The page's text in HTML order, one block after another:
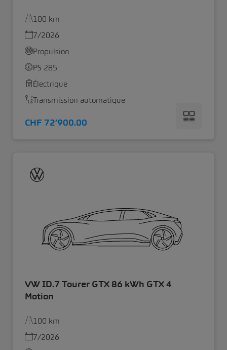
100 km
7/2026
Propulsion
PS 285
Électrique
Transmission automatique
CHF 72’900.00
VW ID.7 Tourer GTX 86 kWh GTX 4
Motion
100 km
7/2026